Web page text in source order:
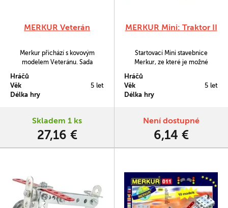
MERKUR Veterán
Merkur přichází s kovovým
modelem Veteránu. Sada
pro sestavení auta. V balení
najdete podrobný návod, Merkur
sadu nářadí a unikátní Merkur
tak vás neomezí v jakékoli
tak můžete sestavit podle…
Hráčů
Věk
5 let
Délka hry
Skladem 1 ks
27,16 €
MERKUR Mini: Traktor II
Startovací Mini stavebnice
Merkur, ze které je možné
vlekem. Balení obsahuje 82
součástek. Ideální pro trénink
jemné motoriky a představivosti.
Merkurem začínají, ale také pro
sběratele. Se sestavenými
modely si lze hrát, jsou velmi
Hráčů
Věk
5 let
Délka hry
Není dostupné
6,14 €